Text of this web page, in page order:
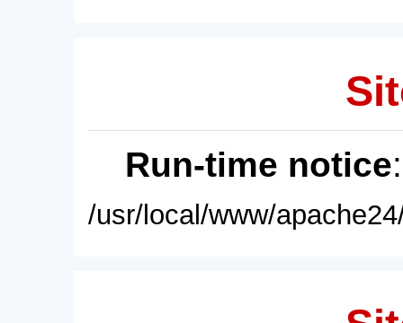
Run-time notice
/usr/local/www/